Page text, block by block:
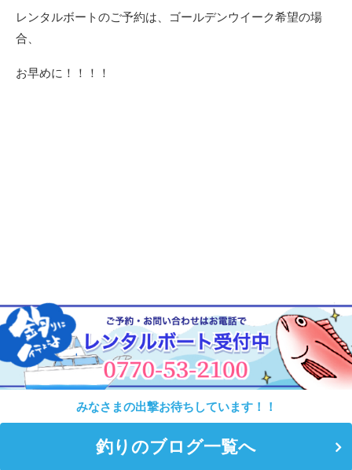
レンタルボートのご予約は、ゴールデンウイーク希望の場
合、
お早めに！！！！
みなさまの出撃お待ちしています！！
釣りのブログ一覧へ